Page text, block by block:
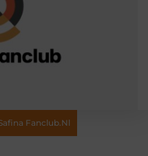
Fanclub.nl